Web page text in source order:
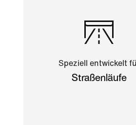
Speziell entwickelt
Straßenläufe